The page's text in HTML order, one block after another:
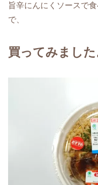
旨辛にんにくソースで
で、
買ってみました